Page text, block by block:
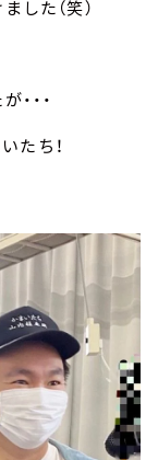
した（笑）
・・
たち！